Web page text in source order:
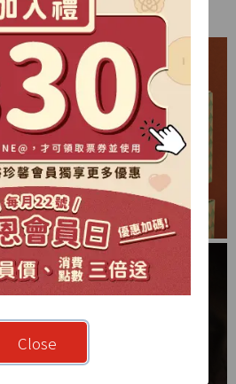
Close